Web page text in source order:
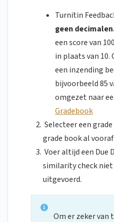
Turnitin
geen
een score van
in plaats van 10.
een inzending
bijvoorbeeld 85
omgezet naar
Gradebook
Selecteer een
grade book al
Voer altijd een Due
similarity check
uitgevoerd.
Om er zeker van